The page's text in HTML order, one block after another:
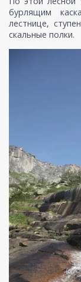
бурлящим
лестнице,
скальные полки.